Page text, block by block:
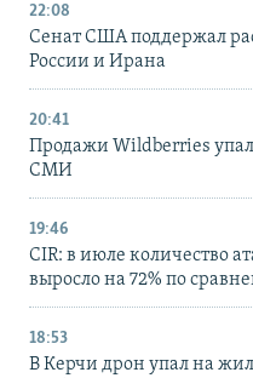
22:08
Сенат США поддержал
России и Ирана
20:41
Продажи Wildberries
СМИ
19:46
CIR: в июле количество
выросло на 72% по
18:53
В Керчи дрон упал на